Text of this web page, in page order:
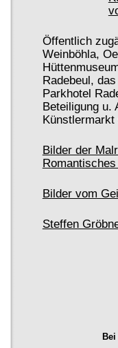
Öffentlich
Weinböhla,
Radebeul,
Parkhotel
Beteiligung u.
Bilder der
Bilder vom
Steffen